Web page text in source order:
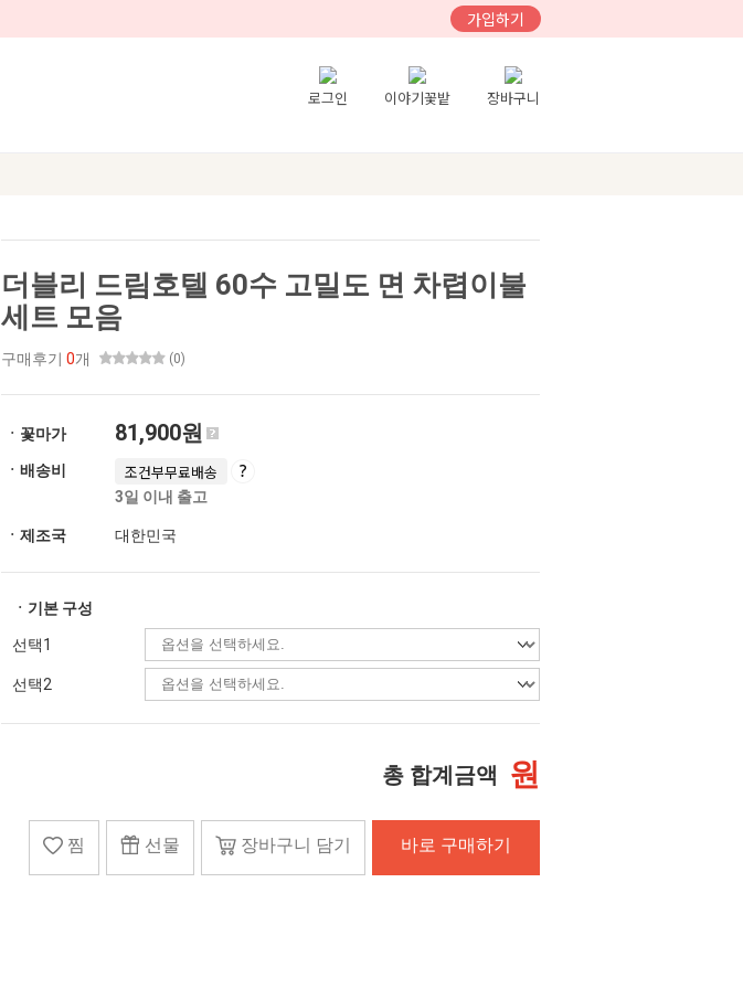
가입하기
로그인 이야기꽃밭 장바구니
더블리 드림호텔 60수 고밀도 면 차렵이불
세트 모음
구매후기 0개 (0)
ㆍ꽃마가 81,900원
ㆍ배송비 조건부무료배송
3일 이내 출고
ㆍ제조국 대한민국
ㆍ기본 구성
선택1
선택2
총 합계금액 원
찜 선물 장바구니 담기 바로 구매하기